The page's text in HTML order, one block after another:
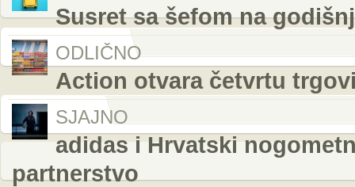
Susret sa šefom na
ODLIČNO
Action otvara četvrtu
SJAJNO
adidas i Hrvatski
partnerstvo